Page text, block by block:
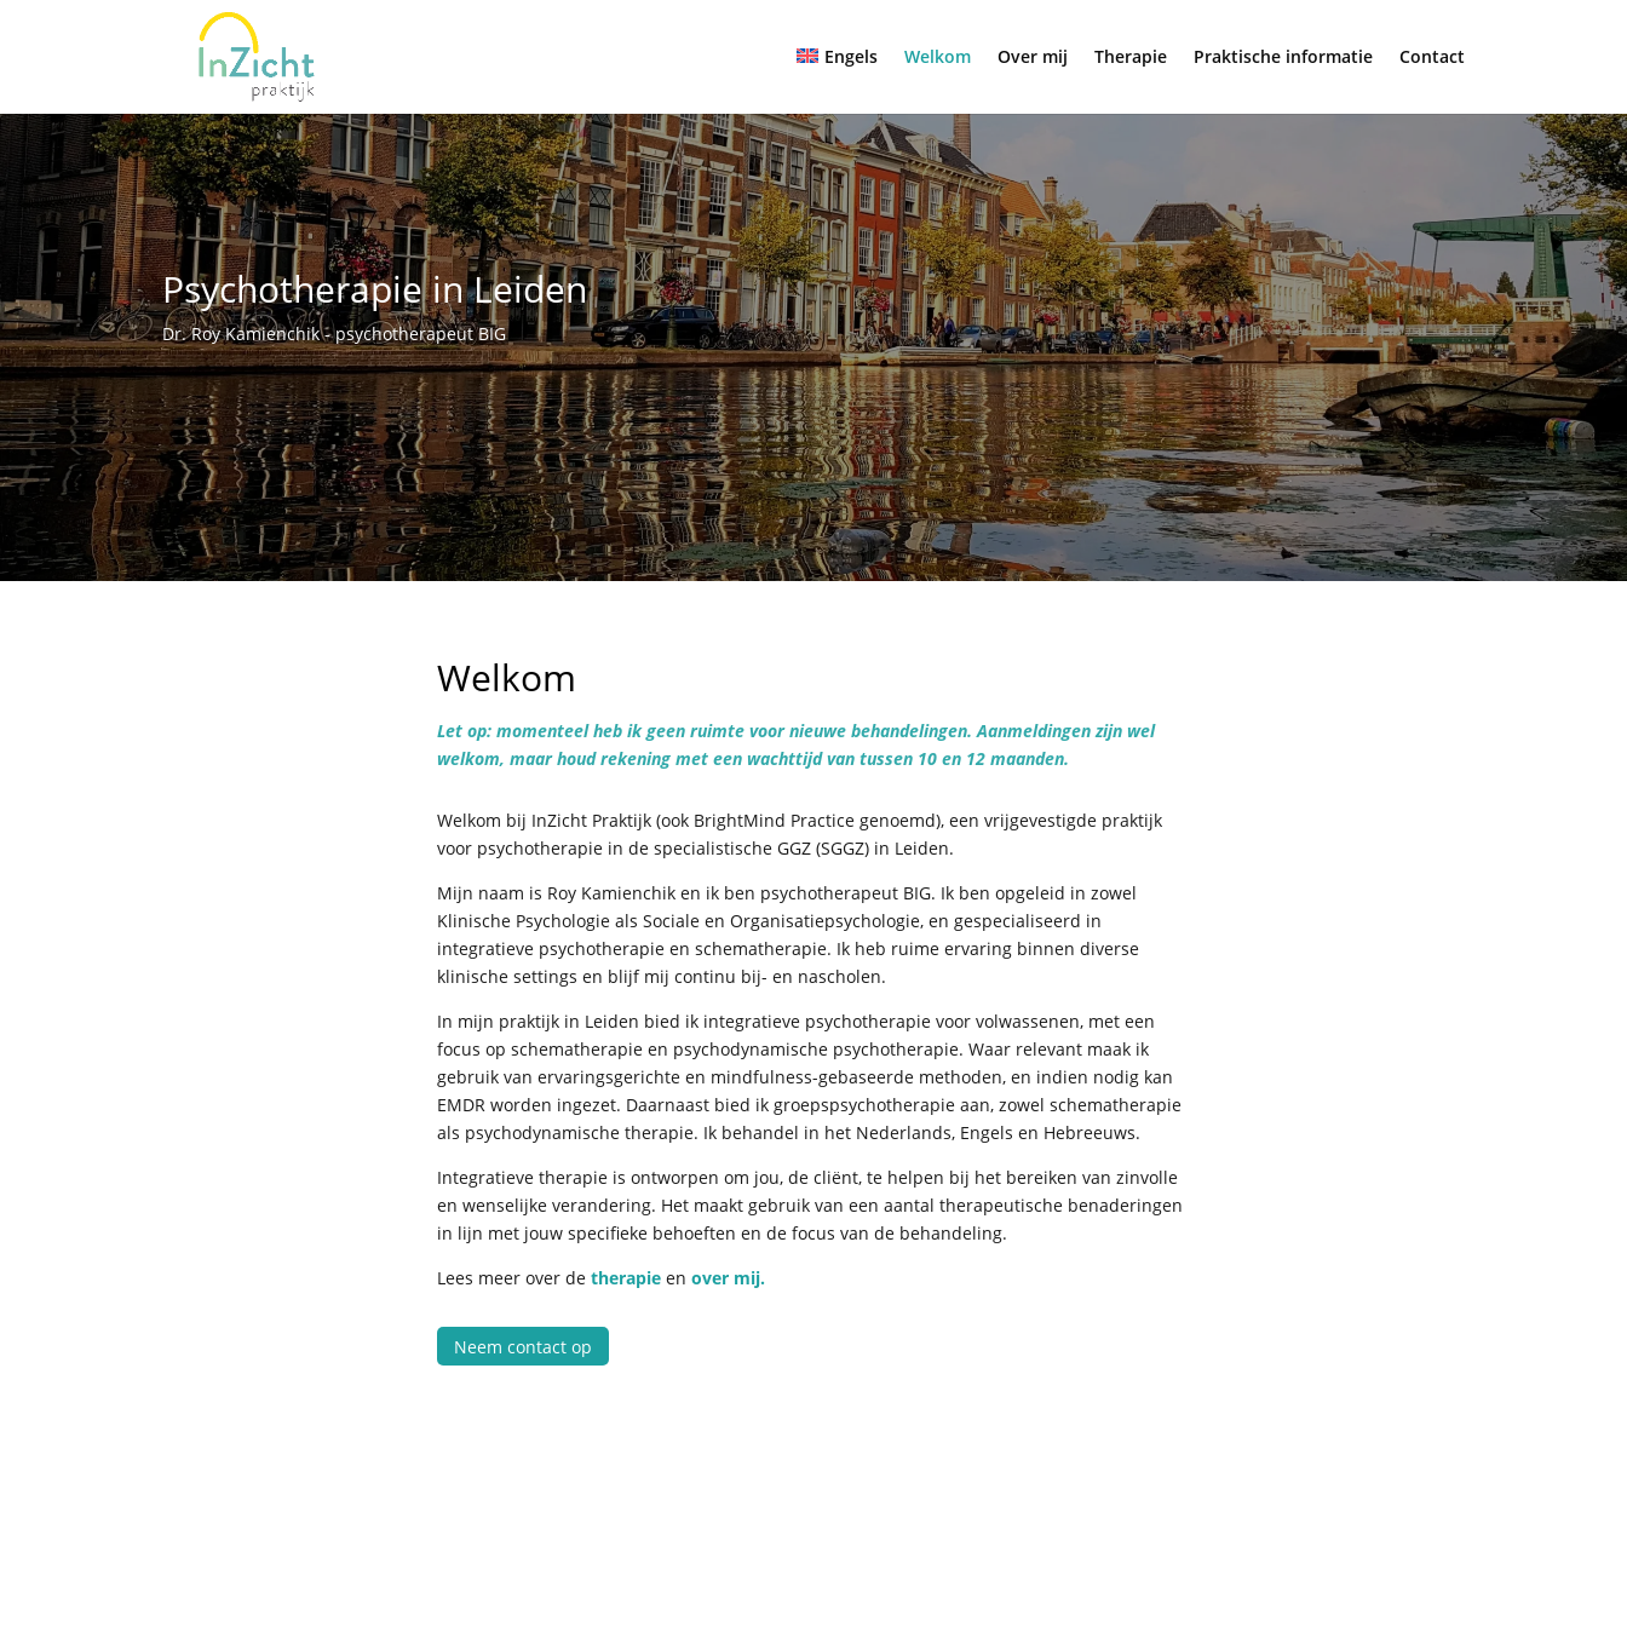
Engels Welkom Over mij Therapie Praktische informatie Contact
Psychotherapie in Leiden
Dr. Roy Kamienchik - psychotherapeut BIG
Welkom
Let op: momenteel heb ik geen ruimte voor nieuwe behandelingen. Aanmeldingen zijn wel
welkom, maar houd rekening met een wachttijd van tussen 10 en 12 maanden.
Welkom bij InZicht Praktijk (ook BrightMind Practice genoemd), een vrijgevestigde praktijk
voor psychotherapie in de specialistische GGZ (SGGZ) in Leiden.
Mijn naam is Roy Kamienchik en ik ben psychotherapeut BIG. Ik ben opgeleid in zowel
Klinische Psychologie als Sociale en Organisatiepsychologie, en gespecialiseerd in
integratieve psychotherapie en schematherapie. Ik heb ruime ervaring binnen diverse
klinische settings en blijf mij continu bij- en nascholen.
In mijn praktijk in Leiden bied ik integratieve psychotherapie voor volwassenen, met een
focus op schematherapie en psychodynamische psychotherapie. Waar relevant maak ik
gebruik van ervaringsgerichte en mindfulness-gebaseerde methoden, en indien nodig kan
EMDR worden ingezet. Daarnaast bied ik groepspsychotherapie aan, zowel schematherapie
als psychodynamische therapie. Ik behandel in het Nederlands, Engels en Hebreeuws.
Integratieve therapie is ontworpen om jou, de cliënt, te helpen bij het bereiken van zinvolle
en wenselijke verandering. Het maakt gebruik van een aantal therapeutische benaderingen
in lijn met jouw specifieke behoeften en de focus van de behandeling.
Lees meer over de therapieenover mij.
Neem contact op